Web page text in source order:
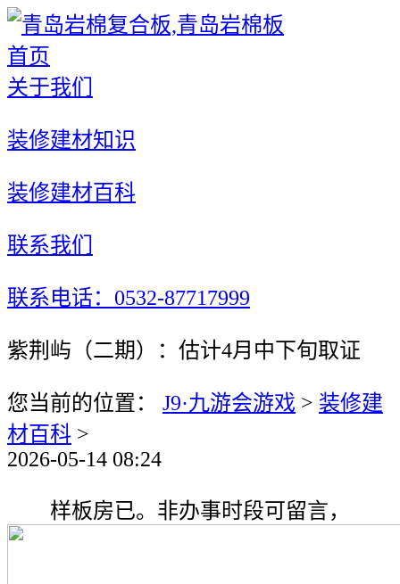
首页
关于我们
装修建材知识
装修建材百科
联系我们
联系电话：0532-87717999
紫荆屿（二期）：估计4月中下旬取证
您当前的位置： J9·九游会游戏 > 装修建
材百科 >
2026-05-14 08:24
样板房已。非办事时段可留言，